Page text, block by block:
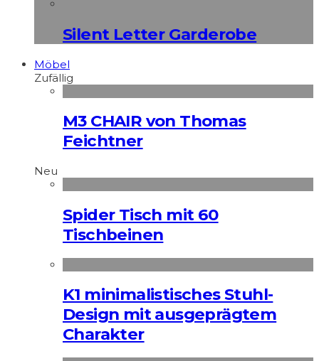
Silent Letter Garderobe
Möbel
Zufällig
M3 CHAIR von Thomas
Feichtner
Neu
Spider Tisch mit 60
Tischbeinen
K1 minimalistisches Stuhl-
Design mit ausgeprägtem
Charakter